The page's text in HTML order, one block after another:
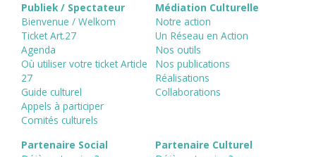
Publiek / Spectateur
Bienvenue / Welkom
Ticket Art.27
Agenda
Où utiliser votre ticket Article
27
Guide culturel
Appels à participer
Comités culturels
Médiation Culturelle
Notre action
Un Réseau en Action
Nos outils
Nos publications
Réalisations
Collaborations
Partenaire Social
Partenaire Culturel